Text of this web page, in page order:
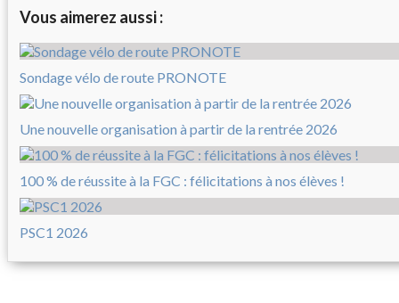
Vous aimerez aussi :
Sondage vélo de route PRONOTE
Une nouvelle organisation à partir de la rentrée 2026
100 % de réussite à la FGC : félicitations à nos élèves !
PSC1 2026